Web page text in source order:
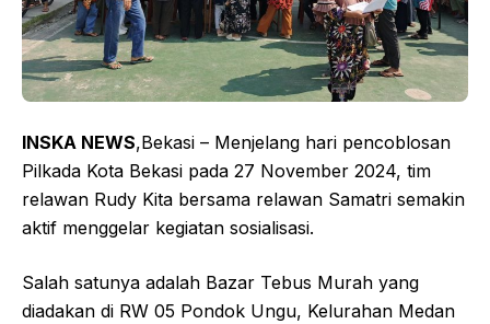
INSKA NEWS,Bekasi – Menjelang hari pencoblosan
Pilkada Kota Bekasi pada 27 November 2024, tim
relawan Rudy Kita bersama relawan Samatri semakin
aktif menggelar kegiatan sosialisasi.
Salah satunya adalah Bazar Tebus Murah yang
diadakan di RW 05 Pondok Ungu, Kelurahan Medan